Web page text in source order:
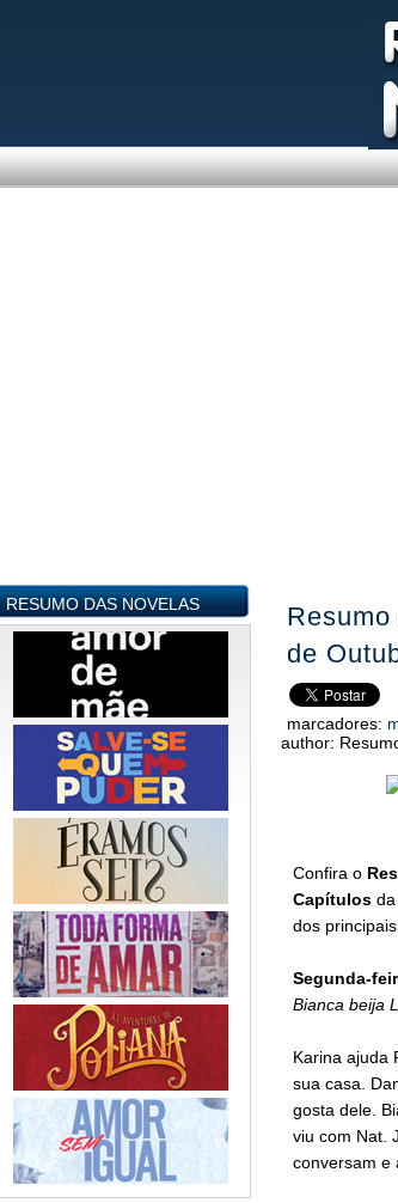
RESUMO DAS NOVELAS
de
marcadores:
author:
Confira o
Capítulosda
dos
Segunda-
Bianca beija
Karina ajuda
sua casa.
gosta dele.
viu com Nat.
conversam e